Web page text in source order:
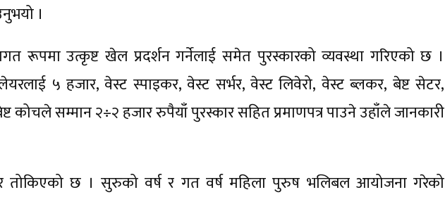
।
रूपमा उत्कृष्ट खेल प्रदर्शन गर्नेलाई समेत पुरस्कारको व्यवस्था गरिएको छ ।
५ हजार, वेस्ट स्पाइकर, वेस्ट सर्भर, वेस्ट लिवेरो, वेस्ट ब्लकर, बेष्ट सेटर,
कोचले सम्मान २÷२ हजार रुपैयाँ पुरस्कार सहित प्रमाणपत्र पाउने उहाँले जानकारी
तोकिएको छ । सुरुको वर्ष र गत वर्ष महिला पुरुष भलिबल आयोजना गरेको